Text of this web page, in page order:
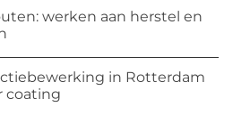
werken aan herstel en
in Rotterdam
coating